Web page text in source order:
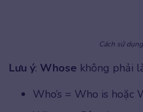
Cách sử
Lưu ý: Whose không phải
Who’s = Who is hoặc